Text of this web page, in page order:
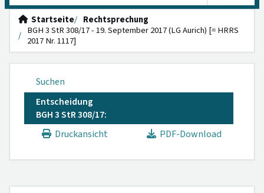
Startseite
Rechtsprechung
BGH 3 StR 308/17 - 19. September 2017 (LG Aurich) [= HRRS
2017 Nr. 1117]
Suchen
Entscheidung
BGH 3 StR 308/17:
Druckansicht
PDF-Download